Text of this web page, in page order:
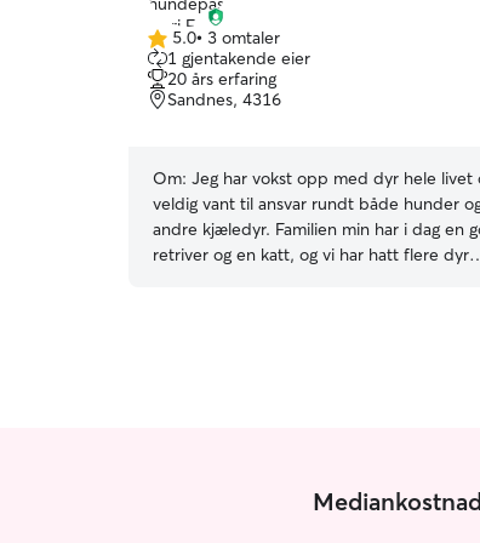
5.0
av
5
stjerner
5.0• 3 omtaler
1 gjentakende eier
20 års erfaring
Sandnes, 4316
Om: Jeg har vokst opp med dyr hele livet
veldig vant til ansvar rundt både hunder
andre kjæledyr. Familien min har i dag en
retriver og en katt, og vi har hatt flere dyr
tirsdag 16.00-22.00, samt en helg i